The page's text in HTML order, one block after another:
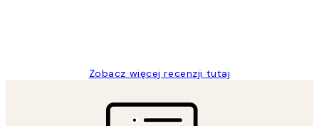
Zobacz więcej recenzji tutaj